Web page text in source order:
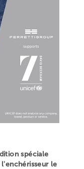
spéciale
le